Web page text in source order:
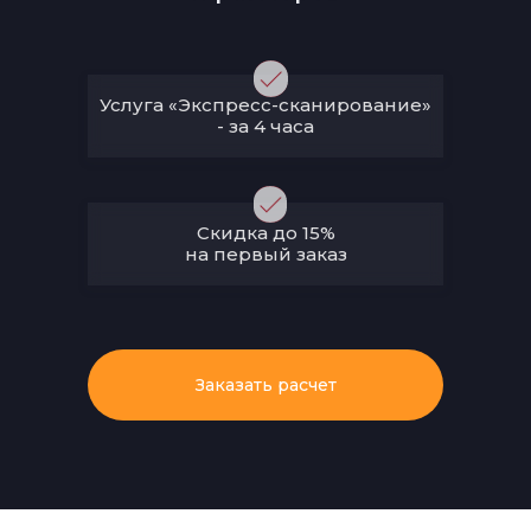
Скидка до 15%
на первый заказ
Услуга «Экспресс-сканирование»
- за 4 часа
Заказать расчет